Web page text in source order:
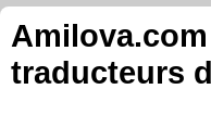
traducteurs